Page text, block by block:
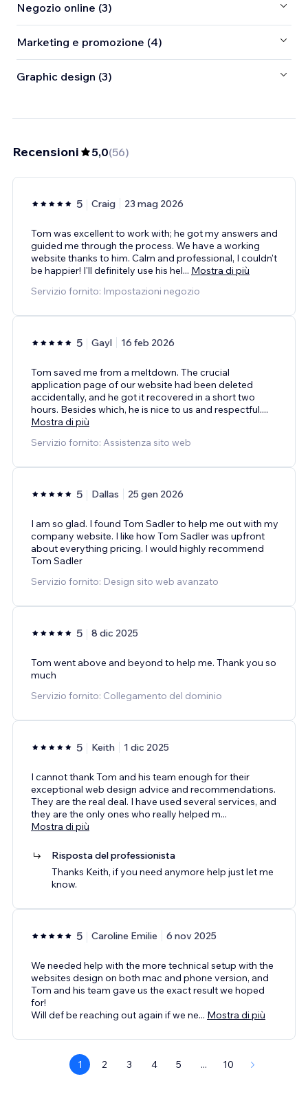
Negozio online (3)
Marketing e promozione (4)
Graphic design (3)
Recensioni 5,0(56)
5 Craig 23 mag 2026
Tom was excellent to work with; he got my answers and
guided me through the process. We have a working
website thanks to him. Calm and professional, I couldn't
be happier! I'll definitely use his hel... Mostra di più
Servizio fornito: Impostazioni negozio
5 Gayl 16 feb 2026
Tom saved me from a meltdown. The crucial
application page of our website had been deleted
accidentally, and he got it recovered in a short two
hours. Besides which, he is nice to us and respectful....
Mostra di più
Servizio fornito: Assistenza sito web
5 Dallas 25 gen 2026
I am so glad. I found Tom Sadler to help me out with my
company website. I like how Tom Sadler was upfront
about everything pricing. I would highly recommend
Tom Sadler
Servizio fornito: Design sito web avanzato
5 8 dic 2025
Tom went above and beyond to help me. Thank you so
much
Servizio fornito: Collegamento del dominio
5 Keith 1 dic 2025
I cannot thank Tom and his team enough for their
exceptional web design advice and recommendations.
They are the real deal. I have used several services, and
they are the only ones who really helped m...
Mostra di più
Risposta del professionista
Thanks Keith, if you need anymore help just let me
know.
5 Caroline Emilie 6 nov 2025
We needed help with the more technical setup with the
websites design on both mac and phone version, and
Tom and his team gave us the exact result we hoped
for!
Will def be reaching out again if we ne... Mostra di più
1 2 3 4 5 ... 10